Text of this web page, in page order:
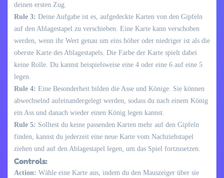
deinen ersten Zug.
Rule 3: Deine Aufgabe ist es, aufgedeckte Karten von den Gipfeln
auf den Ablagestapel zu verschieben. Eine Karte kann verschoben
werden, wenn ihr Wert genau um eins höher oder niedriger ist als die
oberste Karte des Ablagestapels. Die Farbe der Karte spielt dabei
keine Rolle. Du kannst beispielsweise eine 4 oder eine 6 auf eine 5
legen.
Rule 4: Eine Besonderheit bilden die Asse und Könige. Sie können
abwechselnd aufeinandergelegt werden, sodass du nach einem König
ein Ass und danach wieder einen König legen kannst.
Rule 5: Solltest du keine passenden Karten mehr auf den Gipfeln
finden, kannst du jederzeit eine neue Karte vom Nachziehstapel
ziehen und auf den Ablagestapel legen, um das Spiel fortzusetzen.
Controls:
Action: Wähle eine Karte aus, indem du den Mauszeiger über sie